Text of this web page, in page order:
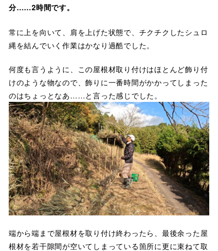
分……2時間です。
常に上を向いて、肩を上げた状態で、チクチクしたシュロ
縄を結んでいく作業はかなり過酷でした。
何度も言うように、この屋根材取り付けはほとんど飾り付
けのような物なので、飾りに一番時間がかかってしまった
のはちょっとなあ……と言った感じでした。
端から端まで屋根材を取り付け終わったら、最後余った屋
根材を若干隙間が空いてしまっている箇所に更に束ねて取